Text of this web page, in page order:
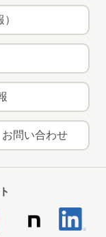
お問い合わせ